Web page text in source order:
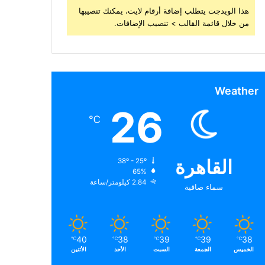
هذا الويدجت يتطلب إضافة أرقام لايت، يمكنك تنصيبها
من خلال قائمة القالب > تنصيب الإضافات.
Weather
القاهرة
سماء صافية
26
℃
65%
2.84 كيلومتر/ساعة
38
℃
الخميس
39
℃
الجمعة
39
℃
السبت
38
℃
الأحد
40
℃
الأثنين